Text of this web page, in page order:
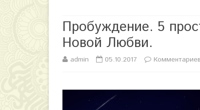
Пробуждение. 5
Новой Любви.
admin 05.10.2017 Комментариев